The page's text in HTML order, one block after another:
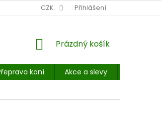
PPL, GLS, SUPERVÝDEJNY, UPS
CZK Přihlášení
NÁKUPNÍ
Prázdný košík
koní Akce a slevy